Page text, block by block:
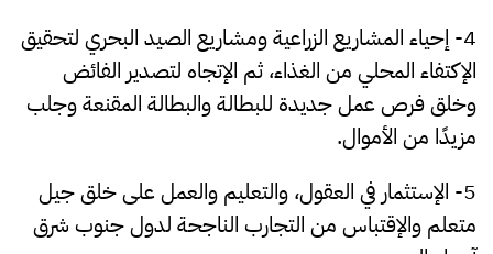
4- إحياء المشاريع الزراعية ومشاريع الصيد البحري لتحقيق
الإكتفاء المحلي من الغذاء، ثم الإتجاه لتصدير الفائض
وخلق فرص عمل جديدة للبطالة والبطالة المقنعة وجلب
مزيدًا من الأموال.
5- الإستثمار في العقول، والتعليم والعمل على خلق جيل
متعلم والإقتباس من التجارب الناجحة لدول جنوب شرق